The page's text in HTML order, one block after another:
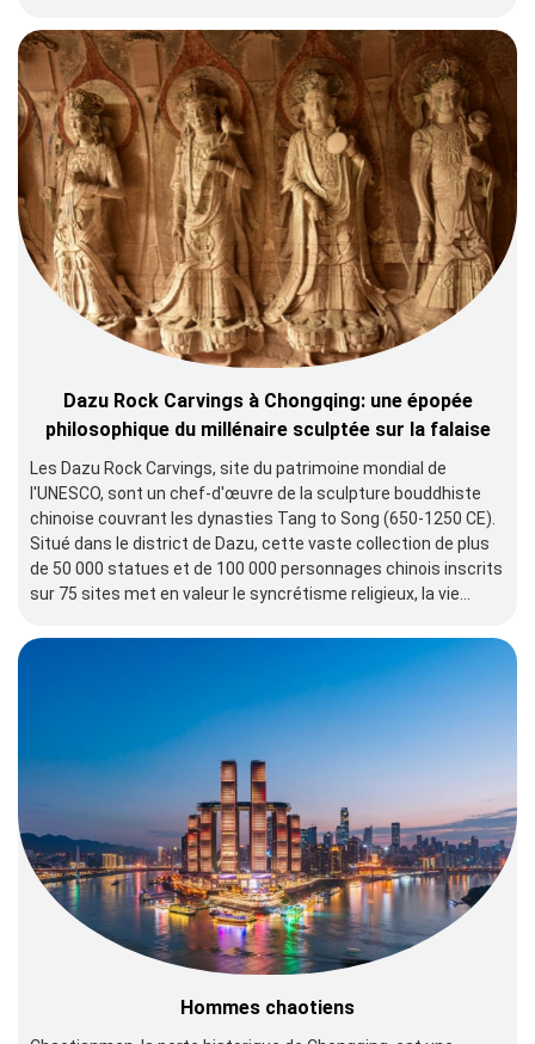
modernité à travers des studios artisanaux, des joints de
hotpot épicés et le festival annuel de la culture folklorique de
Chongqing.
Dazu Rock Carvings à Chongqing: une épopée
philosophique du millénaire sculptée sur la falaise
Les Dazu Rock Carvings, site du patrimoine mondial de
l'UNESCO, sont un chef-d'œuvre de la sculpture bouddhiste
chinoise couvrant les dynasties Tang to Song (650-1250 CE).
Situé dans le district de Dazu, cette vaste collection de plus
de 50 000 statues et de 100 000 personnages chinois inscrits
sur 75 sites met en valeur le syncrétisme religieux, la vie
leurs thèmes laïques et leurs expressions vivrières, elles
rivalisent avec les grottes de Mogao en importance artistique
et offrent des perspectives sur la civilisation médiévale de
Hommes chaotiens